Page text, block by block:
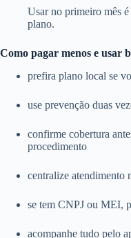
Usar no primeiro mês
plano.
Como pagar menos e usar
prefira plano local se
use prevenção duas
confirme cobertura
procedimento
centralize atendimento
se tem CNPJ ou MEI,
acompanhe tudo pelo